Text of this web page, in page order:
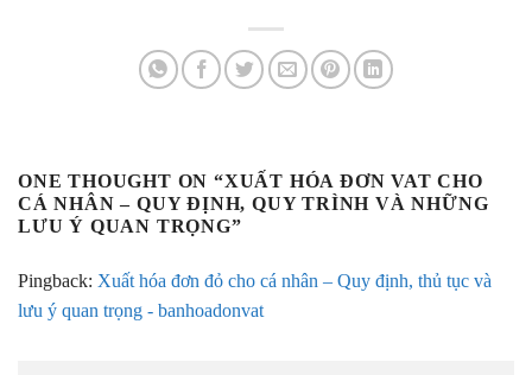
ONE THOUGHT ON “XUẤT HÓA ĐƠN VAT CHO
CÁ NHÂN – QUY ĐỊNH, QUY TRÌNH VÀ NHỮNG
LƯU Ý QUAN TRỌNG”
Pingback: Xuất hóa đơn đỏ cho cá nhân – Quy định, thủ tục và
lưu ý quan trọng - banhoadonvat